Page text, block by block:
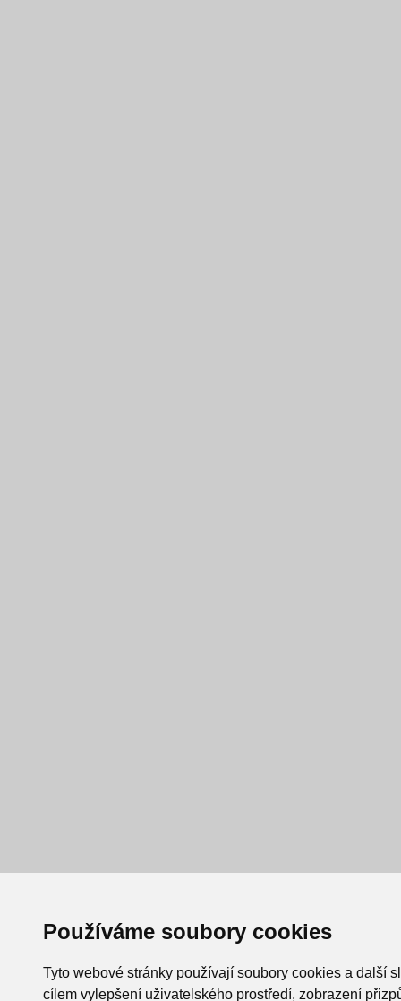
Používáme soubory cookies
Tyto webové stránky používají soubory cookies a další
cílem vylepšení uživatelského prostředí, zobrazení